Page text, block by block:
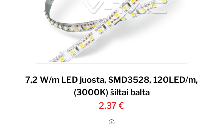
7,2 W/m LED juosta, SMD3528, 120LED/m,
(3000K) šiltai balta
2,37 €